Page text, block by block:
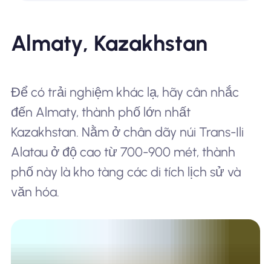
Almaty, Kazakhstan
Để có trải nghiệm khác lạ, hãy cân nhắc
đến Almaty, thành phố lớn nhất
Kazakhstan. Nằm ở chân dãy núi Trans-Ili
Alatau ở độ cao từ 700-900 mét, thành
phố này là kho tàng các di tích lịch sử và
văn hóa.